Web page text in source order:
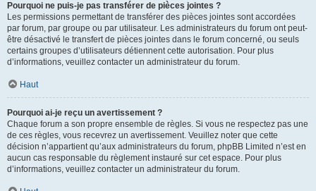
Pourquoi ne puis-je pas transférer de pièces jointes ?
Les permissions permettant de transférer des pièces jointes sont accordées
par forum, par groupe ou par utilisateur. Les administrateurs du forum ont peut-
être désactivé le transfert de pièces jointes dans le forum concerné, ou seuls
certains groupes d’utilisateurs détiennent cette autorisation. Pour plus
d’informations, veuillez contacter un administrateur du forum.
Haut
Pourquoi ai-je reçu un avertissement ?
Chaque forum a son propre ensemble de règles. Si vous ne respectez pas une
de ces règles, vous recevrez un avertissement. Veuillez noter que cette
décision n’appartient qu’aux administrateurs du forum, phpBB Limited n’est en
aucun cas responsable du règlement instauré sur cet espace. Pour plus
d’informations, veuillez contacter un administrateur du forum.